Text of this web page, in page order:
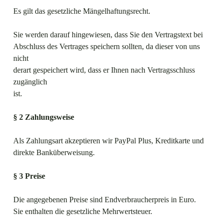
Es gilt das gesetzliche Mängelhaftungsrecht.
Sie werden darauf hingewiesen, dass Sie den Vertragstext bei
Abschluss des Vertrages speichern soll­ten, da dieser von uns
nicht
derart gespeichert wird, dass er Ihnen nach Vertragsschluss
zugänglich
ist.
§ 2 Zahlungsweise
Als Zahlungsart akzeptieren wir PayPal Plus, Kreditkarte und
direkte Banküberweisung.
§ 3 Preise
Die angegebenen Preise sind Endverbraucherpreis in Euro.
Sie enthalten die gesetzliche Mehrwertsteuer.